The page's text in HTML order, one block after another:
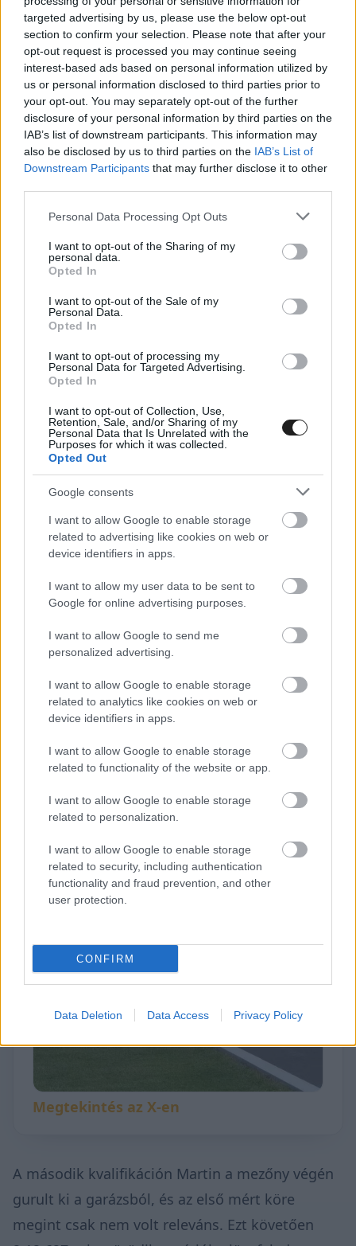
targeted advertising by us, please use the below opt-out
section to confirm your selection. Please note that after your
opt-out request is processed you may continue seeing
interest-based ads based on personal information utilized by
us or personal information disclosed to third parties prior to
your opt-out. You may separately opt-out of the further
disclosure of your personal information by third parties on the
IAB’s list of downstream participants. This information may
also be disclosed by us to third parties on the IAB’s List of
Downstream Participants that may further disclose it to other
Please note that this website/app uses one or more Google
not limited to your visit or usage behaviour. You may click to
grant or deny consent to Google and its third-party tags to
use your data for below specified purposes in below Google
consent section.
Personal Data Processing Opt Outs
I want to opt-out of the Sharing of my
personal data.
Opted In
I want to opt-out of the Sale of my
Personal Data.
Opted In
I want to opt-out of processing my
Personal Data for Targeted Advertising.
Opted In
I want to opt-out of Collection, Use,
Retention, Sale, and/or Sharing of my
Personal Data that Is Unrelated with the
Purposes for which it was collected.
Opted Out
Google consents
I want to allow Google to enable storage
related to advertising like cookies on web or
device identifiers in apps.
I want to allow my user data to be sent to
Google for online advertising purposes.
I want to allow Google to send me
personalized advertising.
I want to allow Google to enable storage
related to analytics like cookies on web or
device identifiers in apps.
I want to allow Google to enable storage
related to functionality of the website or app.
I want to allow Google to enable storage
related to personalization.
I want to allow Google to enable storage
related to security, including authentication
functionality and fraud prevention, and other
user protection.
CONFIRM
Data Deletion Data Access Privacy Policy
Megtekintés az X-en
Az első időmérőn Martinnak az első gyorsköre
nem volt mérvadó, hiszen közel 5 másodperccel
maradt el a legjobb időtől. Ezt követően viszont
2:12.605-tel a harmadik helyre jött fel, és
mindössze 19 ezred volt a hátránya Rehmhez
képest, Bedrintől pedig csak 2 ezredet kapott.
Aztán viszont megérkezett a másik csapattárs,
és Abbi Pulling 2:12.566-tal átvette a vezetést.
Bár ezután még mindenkinek lett volna egy
próbálkozása, de Flynn Jackes piros zászlót
idézett elő, és mivel már csak 1:40 másodperc
szakaszt. Mindez azt jelenti, hogy a magyar
pilóta úgy lett negyedik, hogy az első helyezettől
is mindössze 39 ezredre volt, és így ebből a
pozícióból kezdheti meg az első versenyt.
Two minutes to go, @AbbiPulling currently
on pole…
Megtekintés az X-en
A második kvalifikáción Martin a mezőny végén
gurult ki a garázsból, és az első mért köre
megint csak nem volt releváns. Ezt követően